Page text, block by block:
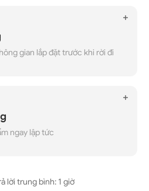
gian lắp đặt trước khi rời đi
ngay lập tức
lời trung bình: 1 giờ